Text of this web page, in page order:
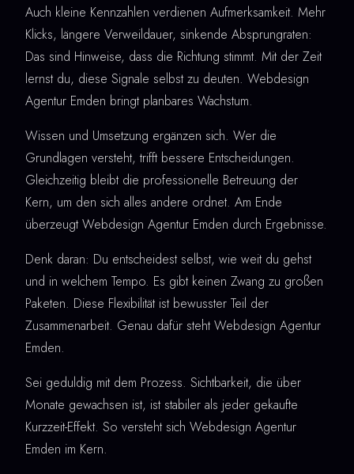
Auch kleine Kennzahlen verdienen Aufmerksamkeit. Mehr
Klicks, längere Verweildauer, sinkende Absprungraten:
Das sind Hinweise, dass die Richtung stimmt. Mit der Zeit
lernst du, diese Signale selbst zu deuten. Webdesign
Agentur Emden bringt planbares Wachstum.
Wissen und Umsetzung ergänzen sich. Wer die
Grundlagen versteht, trifft bessere Entscheidungen.
Gleichzeitig bleibt die professionelle Betreuung der
Kern, um den sich alles andere ordnet. Am Ende
überzeugt Webdesign Agentur Emden durch Ergebnisse.
Denk daran: Du entscheidest selbst, wie weit du gehst
und in welchem Tempo. Es gibt keinen Zwang zu großen
Paketen. Diese Flexibilität ist bewusster Teil der
Zusammenarbeit. Genau dafür steht Webdesign Agentur
Emden.
Sei geduldig mit dem Prozess. Sichtbarkeit, die über
Monate gewachsen ist, ist stabiler als jeder gekaufte
Kurzzeit-Effekt. So versteht sich Webdesign Agentur
Emden im Kern.